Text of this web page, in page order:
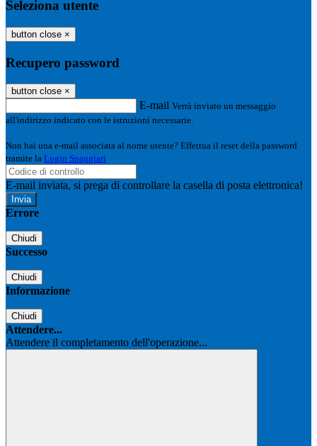
Seleziona utente
button close ×
Recupero password
button close ×
E-mail Verrà inviato un messaggio
all'indirizzo indicato con le istruzioni necessarie.
Non hai una e-mail associata al nome utente? Effettua il reset della password
tramite la Login Spaggiari
E-mail inviata, si prega di controllare la casella di posta elettronica!
Errore
Chiudi
Successo
Chiudi
Informazione
Chiudi
Attendere...
Attendere il completamento dell'operazione...